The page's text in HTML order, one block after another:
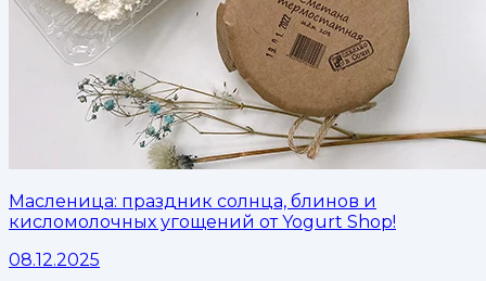
Масленица: праздник солнца, блинов и
кисломолочных угощений от Yogurt Shop!
08.12.2025